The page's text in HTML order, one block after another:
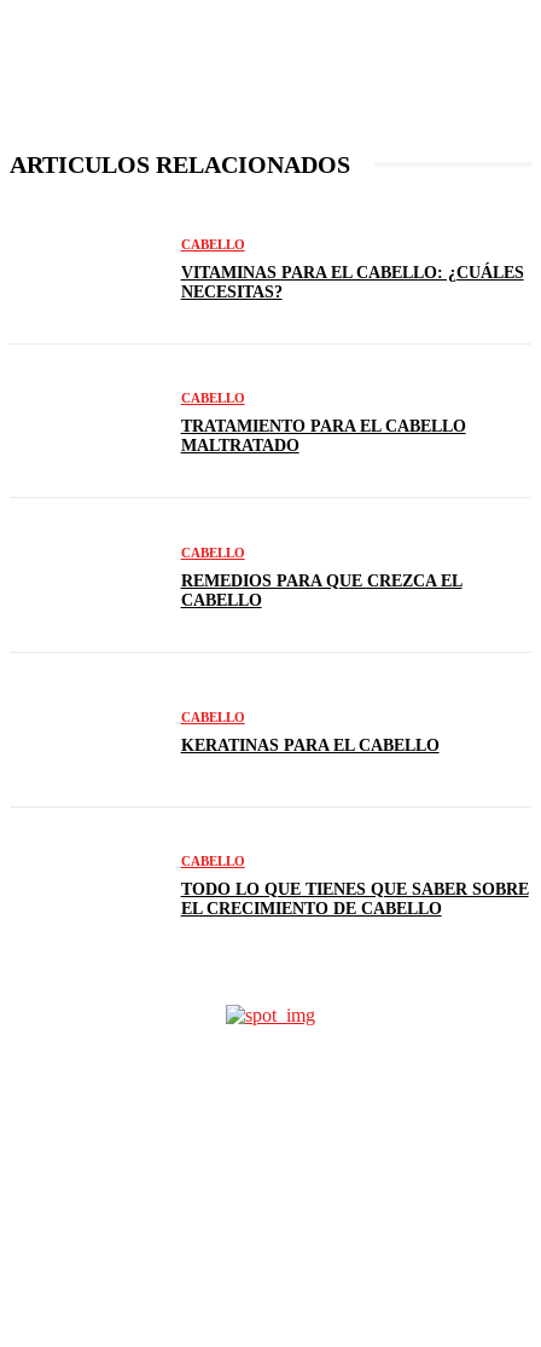
ARTICULOS RELACIONADOS
CABELLO
VITAMINAS PARA EL CABELLO: ¿CUÁLES
NECESITAS?
CABELLO
TRATAMIENTO PARA EL CABELLO
MALTRATADO
CABELLO
REMEDIOS PARA QUE CREZCA EL
CABELLO
CABELLO
KERATINAS PARA EL CABELLO
CABELLO
TODO LO QUE TIENES QUE SABER SOBRE
EL CRECIMIENTO DE CABELLO